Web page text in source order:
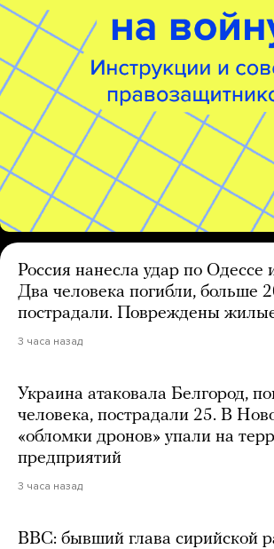
Россия нанесла удар по Одессе
Два человека погибли, больше
пострадали. Повреждены
3 часа назад
Украина атаковала Белгород,
человека, пострадали 25. В
«обломки дронов» упали на
предприятий
3 часа назад
BBC: бывший глава сирийской